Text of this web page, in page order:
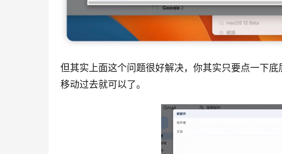
但其实上面这个问题很好解决，你其实只要点一下
移动过去就可以了。